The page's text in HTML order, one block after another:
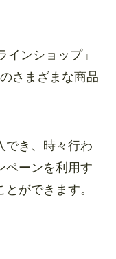
ンショップ」
さまざまな商品
でき、時々行わ
ペーンを利用す
ができます。